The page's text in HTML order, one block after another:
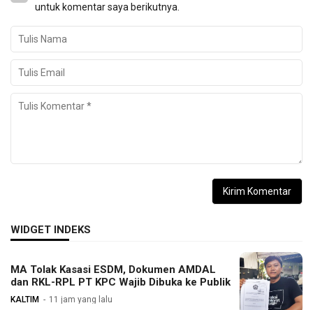
untuk komentar saya berikutnya.
WIDGET INDEKS
MA Tolak Kasasi ESDM, Dokumen AMDAL
dan RKL-RPL PT KPC Wajib Dibuka ke Publik
KALTIM 11 jam yang lalu